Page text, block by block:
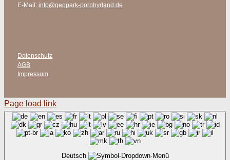
E-Mail:info@geopark-porphyrland.de
Datenschutz
AGB
Impressum
Page load link
Deutsch